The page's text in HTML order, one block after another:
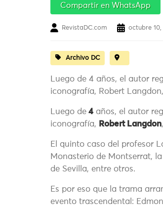
Compartir en WhatsApp
RevistaDC.com octubre 10,
Archivo DC
Luego de 4 años, el autor
iconografía, Robert
Luego de 4 años, el autor
iconografía, Robert Langdon
El quinto caso del profesor
Monasterio de Montserrat,
de Sevilla, entre otros.
Es por eso que la trama
evento trascendental: